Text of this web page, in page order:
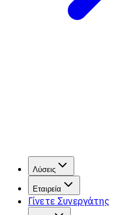
Λύσεις
Εταιρεία
Γίνετε Συνεργάτης